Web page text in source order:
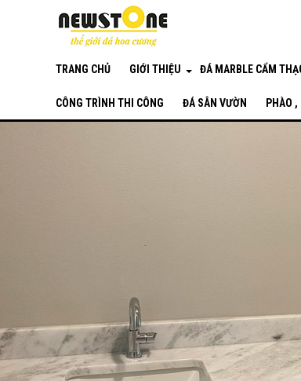
TRANG CHỦ GIỚI THIỆU ĐÁ MARBLE CẨM
CÔNG TRÌNH THI CÔNG ĐÁ SÂN VƯỜN PHÀO